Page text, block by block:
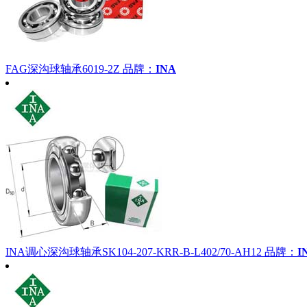
FAG深沟球轴承6019-2Z 品牌： INA
INA调心深沟球轴承SK104-207-KRR-B-L402/70-AH12 品牌：